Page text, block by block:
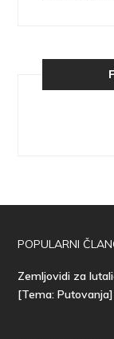
POPULARNI
Zemljovidi za
[Tema: Putovanja]